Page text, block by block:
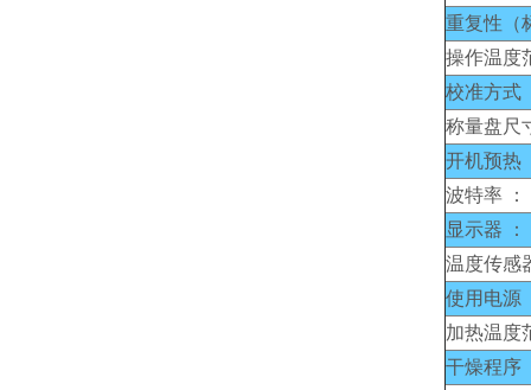
重复性（
操作温度
校准方式
称量盘尺
开机预热
波特率 ：
显示器 ：
温度传感
使用电源
加热温度
干燥程序